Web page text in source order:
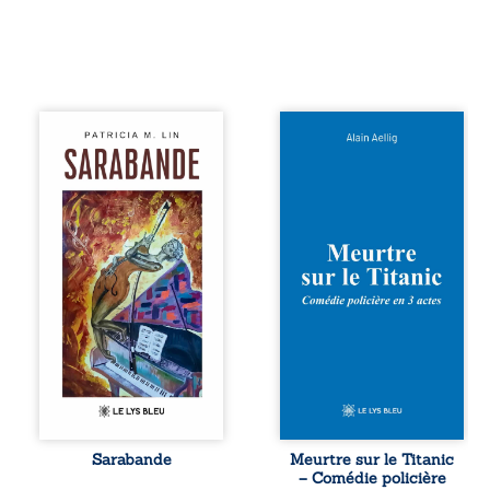
Aux chants
crépitants de l’été,
Sous le silence
ouaté de la neige
en hiver, Au cours
de nuits pâles,
Dans la clarté
bienveillante de la
lune, Rêves,
pensées, révoltes
et espoirs… Des
mots s’assemblent,
colorés, rebelles
aux règles de la
poésie, mais
chantant en
forment une
sarabande,
Sarabande
Et si le naufrage
en 1912, un
meurtre est
commis. Le drame
disparaît avec le
tard, la
l’épave fait
resurgir un secret
Meurtre sur le Titanic
– Comédie policière